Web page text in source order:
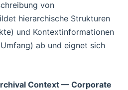
von
hierarchische Strukturen
und Kontextinformationen
ab und eignet sich
Context — Corporate